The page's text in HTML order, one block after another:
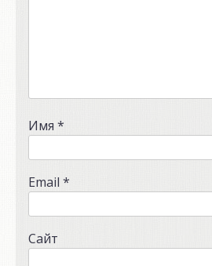
Имя *
Email *
Сайт